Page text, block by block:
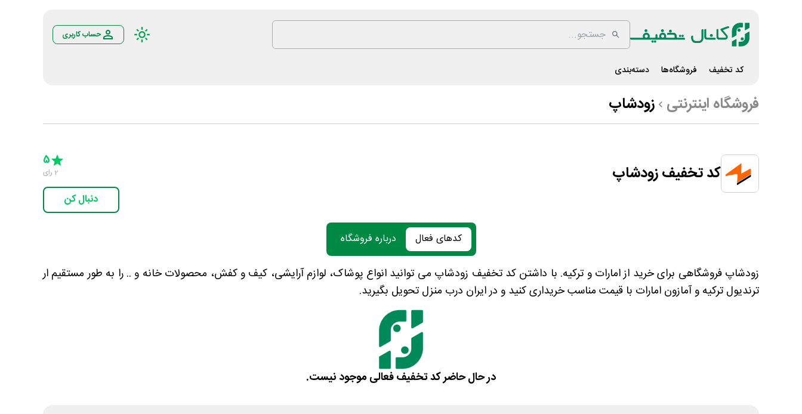
حساب کاربری
کد تخفیف فروشگاه‌ها دسته‌بندی
فروشگاه اینترنتی زودشاپ
کد تخفیف زودشاپ
5 Stars
5
2 رای
دنبال کن
کدهای فعال درباره فروشگاه
زودشاپ فروشگاهی برای خرید از امارات و ترکیه. با داشتن کد تخفیف زودشاپ می توانید انواع پوشاک، لوازم آرایشی، کیف و کفش، محصولات خانه و .. را به طور مستقیم ار
ترندیول ترکیه و آمازون امارات با قیمت مناسب خریداری کنید و در ایران درب منزل تحویل بگیرید.
در حال حاضر کد تخفیف فعالی موجود نیست.